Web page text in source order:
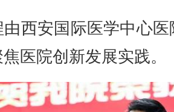
西安国际医学中心
医院创新发展实践。